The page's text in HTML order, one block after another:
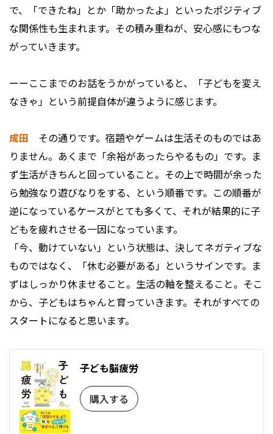
で、「できたね」とか「助かったよ」といったポジティブ
な関係性も生まれます。その積み重ねが、安心感にもつな
がっていきます。
ーーここまでのお話をうかがっていると、「子どもを変え
なきゃ」という前提自体が違うように感じます。
成田 その通りです。宿題やゲームは生活そのものではあ
りません。あくまで「余裕があったらやるもの」です。ま
ず生活がきちんと回っていること。その上で時間が余った
ら勉強なり遊びなりをする、という順番です。この順番が
逆になっているケースがとても多くて、それが結果的に子
どもを疲れさせる一因になっています。
「今、動けていない」という状態は、決してネガティブな
ものではなく、「休む必要がある」というサインです。ま
ずはしっかり休ませること。生活の軸を整えること。そこ
から、子どもはちゃんと育っていきます。それがすべての
スタートになると思います。
子ども脳疲労
購入する